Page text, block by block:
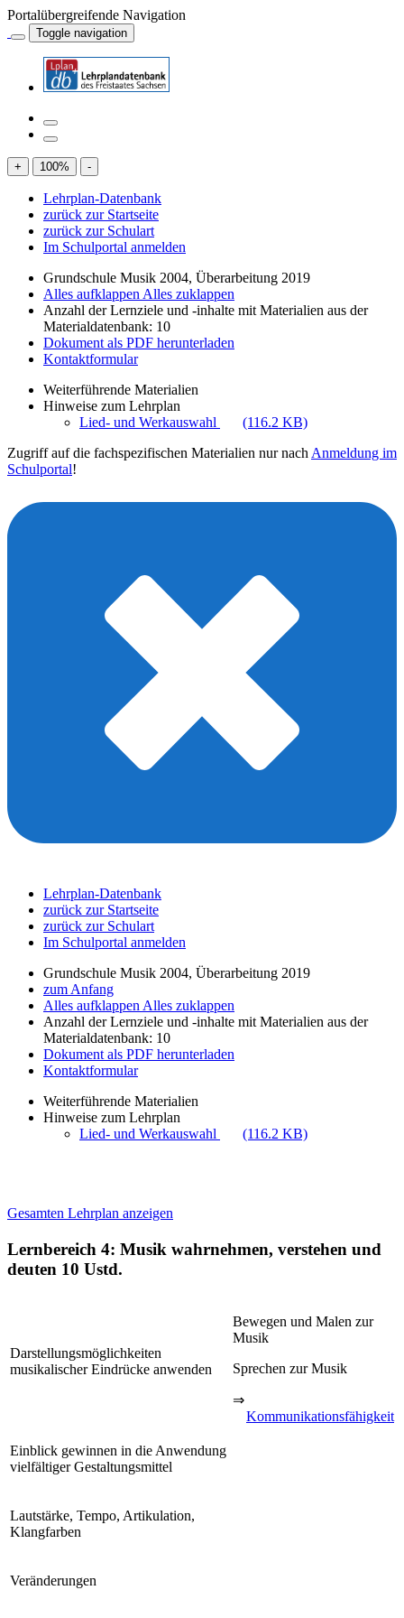
Portalübergreifende Navigation
Toggle navigation
+ 100% -
Lehrplan-Datenbank
zurück zur Startseite
zurück zur Schulart
Im Schulportal anmelden
Grundschule Musik 2004, Überarbeitung 2019
Alles aufklappen Alles zuklappen
Anzahl der Lernziele und -inhalte mit Materialien aus der
Materialdatenbank: 10
Dokument als PDF herunterladen
Kontaktformular
Weiterführende Materialien
Hinweise zum Lehrplan
Lied- und Werkauswahl
(116.2 KB)
Zugriff auf die fachspezifischen Materialien nur nach Anmeldung im
Schulportal!
Lehrplan-Datenbank
zurück zur Startseite
zurück zur Schulart
Im Schulportal anmelden
Grundschule Musik 2004, Überarbeitung 2019
zum Anfang
Alles aufklappen Alles zuklappen
Anzahl der Lernziele und -inhalte mit Materialien aus der
Materialdatenbank: 10
Dokument als PDF herunterladen
Kontaktformular
Weiterführende Materialien
Hinweise zum Lehrplan
Lied- und Werkauswahl
(116.2 KB)
Gesamten Lehrplan anzeigen
Lernbereich 4: Musik wahrnehmen, verstehen und
deuten 10 Ustd.
Darstellungsmöglichkeiten
musikalischer Eindrücke anwenden
Bewegen und Malen zur
Musik
Sprechen zur Musik
⇒
Kommunikationsfähigkeit
Einblick gewinnen in die Anwendung
vielfältiger Gestaltungsmittel
Lautstärke, Tempo, Artikulation,
Klangfarben
Veränderungen